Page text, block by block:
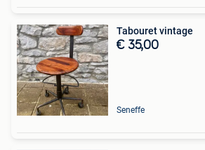
Tabouret vintage
€ 35,00
Seneffe